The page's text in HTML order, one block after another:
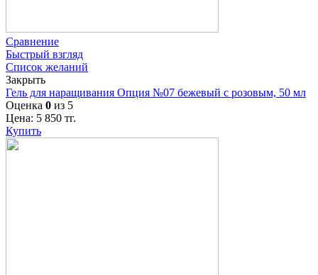
Сравнение
Быстрый взгляд
Список желаний
Закрыть
Гель для наращивания Опция №07 бежевый с розовым, 50 мл
Оценка 0 из 5
Цена: 5 850 тг.
Купить